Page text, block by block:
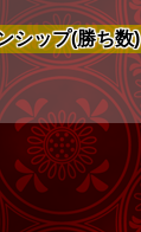
シップ(勝ち数)